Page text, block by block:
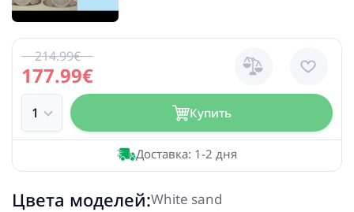
177.99€
214.99€
Купить
Доставка: 1-2 дня
Цвета моделей:White sand